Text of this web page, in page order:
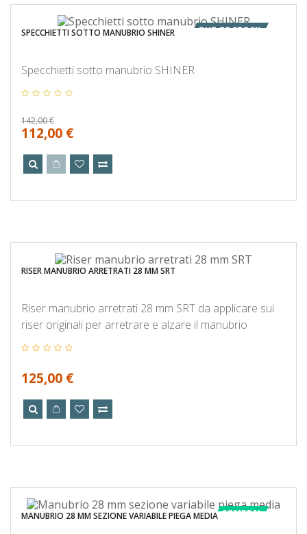
OUT OF STOCK
SPECCHIETTI SOTTO MANUBRIO SHINER
Specchietti sotto manubrio SHINER
142,00 €
112,00 €
RISER MANUBRIO ARRETRATI 28 MM SRT
Riser manubrio arretrati 28 mm SRT da applicare sui
riser originali per arretrare e alzare il manubrio
125,00 €
COMPRA!
MANUBRIO 28 MM SEZIONE VARIABILE PIEGA MEDIA